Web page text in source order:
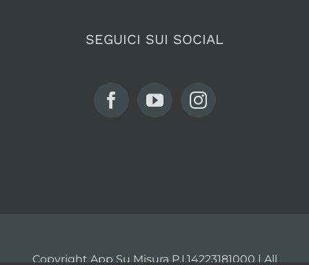
SEGUICI SUI SOCIAL
Copyright App Su Misura P.I.14223181000 | All